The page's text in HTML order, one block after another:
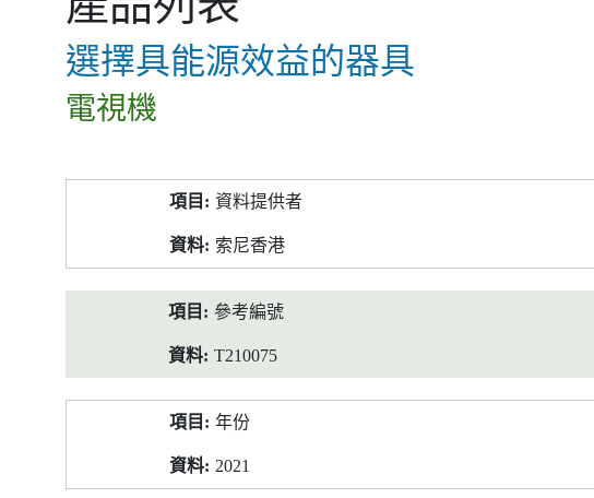
選擇具能源效益的器具
電視機
料
資料提供者
索尼香港
參考編號
T210075
年份
2021